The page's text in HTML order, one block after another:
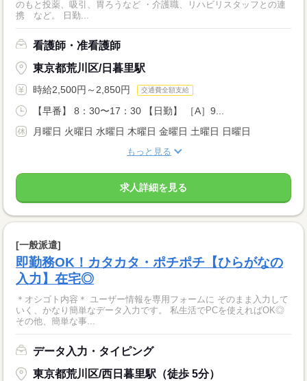
のもと投薬、吸引、胃ろうなど ・介護職、リハビリスタッフとの連
携 など。 日勤...
看護師・准看護師
東京都荒川区/日暮里駅
時給2,500円～2,850円 交通費全額支給
【早番】 8：30〜17：30 【日勤】 ［A］9...
月曜日 火曜日 水曜日 木曜日 金曜日 土曜日 日曜日
もっと見る
求人詳細を見る
[一般派遣]
即勤務OK！カタカタ・ポチポチ【ひらがなの
入力】在宅◎
＊オシゴト内容＊ ユーザー情報を専用フォームに そのまま入力して
いく、かなり簡単なデータ入力です。 私生活でPCを使えればOK◎
その他、簡単な事...
データ入力・タイピング
東京都荒川区/西日暮里駅（徒歩 5分）